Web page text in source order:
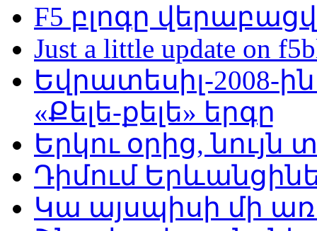
F5 բլոգը
Just a little update on
Եվրատեսիլ-2008-
«Քելե-քելե» երգը
Երկու օրից, նույն
Դիմում
Կա այսպիսի մի